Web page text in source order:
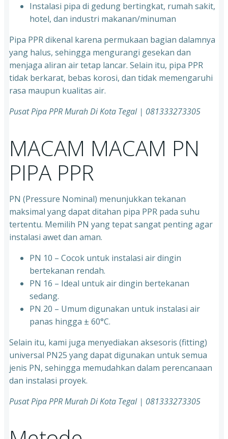
⁠Instalasi pipa di gedung bertingkat, rumah sakit,
hotel, dan industri makanan/minuman
Pipa PPR dikenal karena permukaan bagian dalamnya
yang halus, sehingga mengurangi gesekan dan
menjaga aliran air tetap lancar. Selain itu, pipa PPR
tidak berkarat, bebas korosi, dan tidak memengaruhi
rasa maupun kualitas air.
Pusat Pipa PPR Murah Di Kota Tegal | 081333273305
MACAM MACAM PN
PIPA PPR
PN (Pressure Nominal) menunjukkan tekanan
maksimal yang dapat ditahan pipa PPR pada suhu
tertentu. Memilih PN yang tepat sangat penting agar
instalasi awet dan aman.
PN 10 – Cocok untuk instalasi air dingin
bertekanan rendah.
⁠PN 16 – Ideal untuk air dingin bertekanan
sedang.
⁠PN 20 – Umum digunakan untuk instalasi air
panas hingga ± 60°C.
Selain itu, kami juga menyediakan aksesoris (fitting)
universal PN25 yang dapat digunakan untuk semua
jenis PN, sehingga memudahkan dalam perencanaan
dan instalasi proyek.
Pusat Pipa PPR Murah Di Kota Tegal | 081333273305